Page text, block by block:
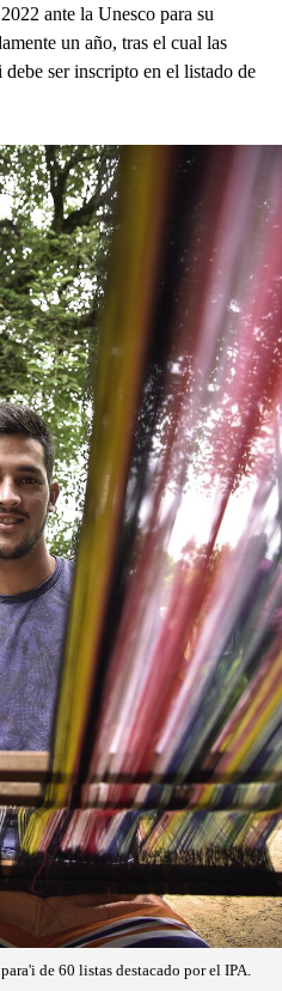
ante la Unesco para su
un año, tras el cual las
ser inscripto en el listado de
de 60 listas destacado por el IPA.